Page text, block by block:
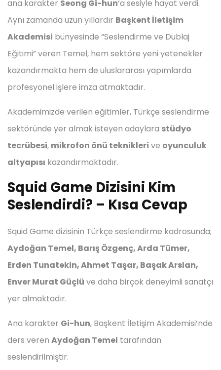
ana karakter Seong Gi-hun’a sesiyle hayat verdi.
Aynı zamanda uzun yıllardır Başkent İletişim
Akademisi bünyesinde “Seslendirme ve Dublaj
Eğitimi” veren Temel, hem sektöre yeni yetenekler
kazandırmakta hem de uluslararası yapımlarda
profesyonel işlere imza atmaktadır.
Akademimizde verilen eğitimler, Türkçe seslendirme
sektöründe yer almak isteyen adaylara stüdyo
tecrübesi, mikrofon önü teknikleri ve oyunculuk
altyapısı kazandırmaktadır.
Squid Game Dizisini Kim
Seslendirdi? – Kısa Cevap
Squid Game dizisinin Türkçe seslendirme kadrosunda;
Aydoğan Temel, Barış Özgenç, Arda Tümer,
Erden Tunatekin, Ahmet Taşar, Başak Arslan,
Enver Murat Güçlü ve daha birçok deneyimli sanatçı
yer almaktadır.
Ana karakter Gi-hun, Başkent İletişim Akademisi’nde
ders veren Aydoğan Temel tarafından
seslendirilmiştir.